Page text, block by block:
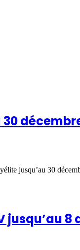
jusqu’au 30
jusqu’au 8